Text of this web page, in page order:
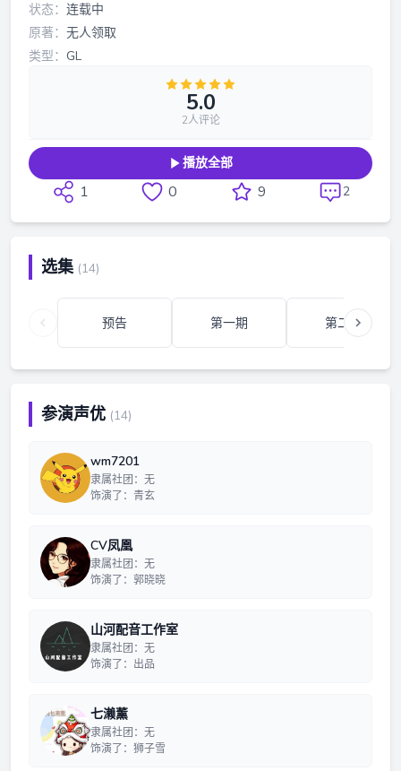
状态： 连载中
原著： 无人领取
类型： GL
5.0
2人评论
播放全部
1 0 9 2
选集 (14)
预告 第一期 第二期
参演声优 (14)
wm7201
隶属社团：无
饰演了：青玄
CV凤凰
隶属社团：无
饰演了：郭晓晓
山河配音工作室
隶属社团：无
饰演了：出品
七濑薰
隶属社团：无
饰演了：狮子雪